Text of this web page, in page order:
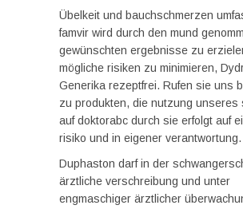
Übelkeit und bauchschmerzen
famvir wird durch den mund
gewünschten ergebnisse zu
mögliche risiken zu minimieren,
Generika rezeptfrei. Rufen sie uns
zu produkten, die nutzung unseres
auf doktorabc durch sie erfolgt auf
risiko und in eigener verantwortung.
Duphaston darf in der
ärztliche verschreibung und unter
engmaschiger ärztlicher